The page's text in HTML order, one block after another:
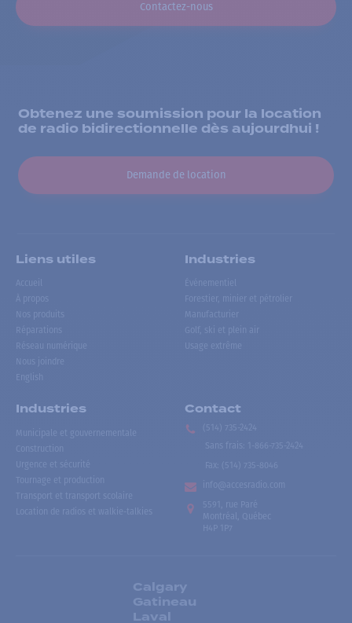
Contactez-nous
Obtenez une soumission pour la location
de radio bidirectionnelle dès aujourdhui !
Demande de location
Liens utiles
Accueil
À propos
Nos produits
Réparations
Réseau numérique
Nous joindre
English
Industries
Événementiel
Forestier, minier et pétrolier
Manufacturier
Golf, ski et plein air
Usage extrême
Industries
Municipale et gouvernementale
Construction
Urgence et sécurité
Tournage et production
Transport et transport scolaire
Location de radios et walkie-talkies
Contact
(514) 735-2424
Sans frais
1-866-735-2424
Fax:
(514) 735-8046
info@accesradio.com
5591, rue Paré
Montréal, Québec
H4P 1P7
Calgary
Gatineau
Laval